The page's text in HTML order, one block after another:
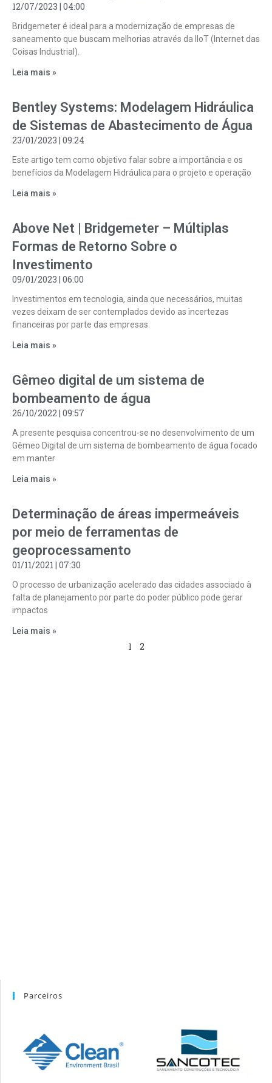
12/07/2023 04:00
Bridgemeter é ideal para a modernização de empresas de
saneamento que buscam melhorias através da IIoT (Internet das
Coisas Industrial).
Leia mais »
Bentley Systems: Modelagem Hidráulica
de Sistemas de Abastecimento de Água
23/01/2023 09:24
Este artigo tem como objetivo falar sobre a importância e os
benefícios da Modelagem Hidráulica para o projeto e operação
Leia mais »
Above Net | Bridgemeter – Múltiplas
Formas de Retorno Sobre o
Investimento
09/01/2023 06:00
Investimentos em tecnologia, ainda que necessários, muitas
vezes deixam de ser contemplados devido as incertezas
financeiras por parte das empresas.
Leia mais »
Gêmeo digital de um sistema de
bombeamento de água
26/10/2022 09:57
A presente pesquisa concentrou-se no desenvolvimento de um
Gêmeo Digital de um sistema de bombeamento de água focado
em manter
Leia mais »
Determinação de áreas impermeáveis
por meio de ferramentas de
geoprocessamento
01/11/2021 07:30
O processo de urbanização acelerado das cidades associado à
falta de planejamento por parte do poder público pode gerar
impactos
Leia mais »
1 2
Parceiros